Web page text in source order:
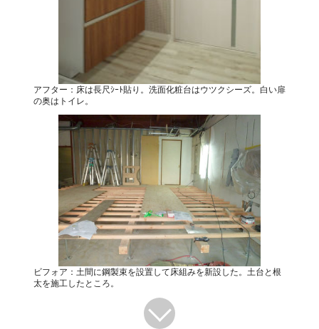
アフター：床は長尺ｼｰﾄ貼り。洗面化粧台はウツクシーズ。白い扉
の奥はトイレ。
ビフォア：土間に鋼製束を設置して床組みを新設した。土台と根
太を施工したところ。